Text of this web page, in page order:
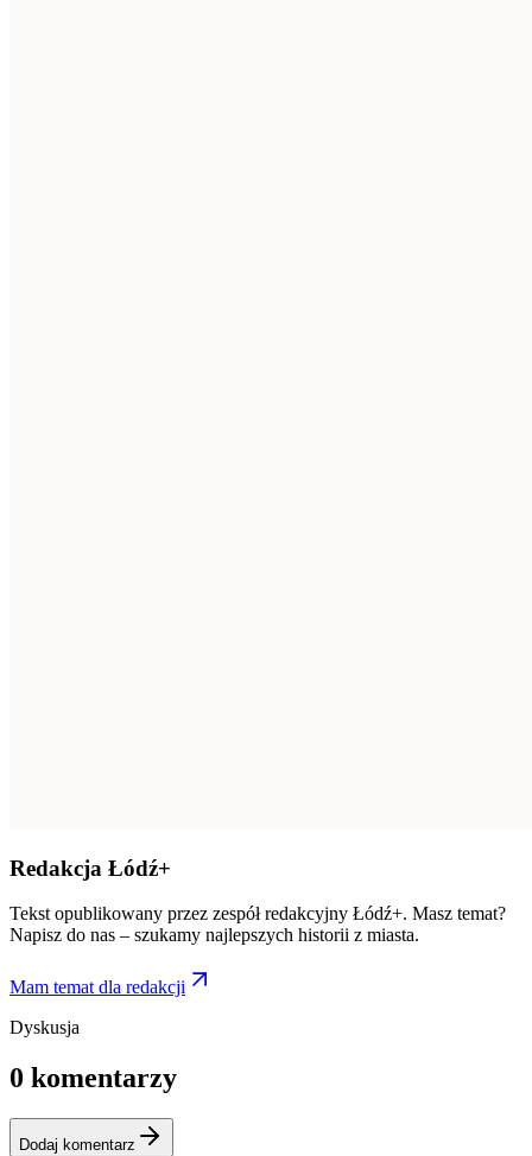
Redakcja Łódź+
Tekst opublikowany przez zespół redakcyjny Łódź+. Masz temat?
Napisz do nas – szukamy najlepszych historii z miasta.
Mam temat dla redakcji
Dyskusja
0 komentarzy
Dodaj komentarz